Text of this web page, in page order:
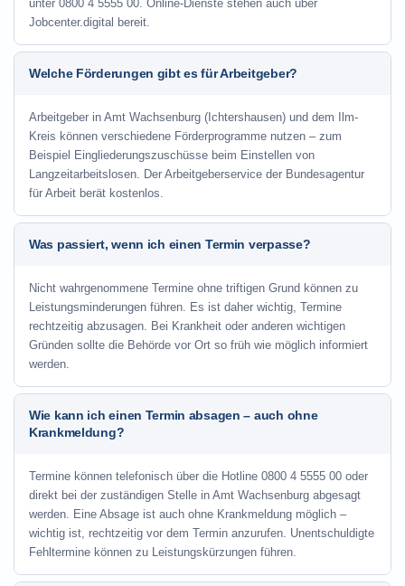
unter 0800 4 5555 00. Online-Dienste stehen auch über
Jobcenter.digital bereit.
Welche Förderungen gibt es für Arbeitgeber?
Arbeitgeber in Amt Wachsenburg (Ichtershausen) und dem Ilm-
Kreis können verschiedene Förderprogramme nutzen – zum
Beispiel Eingliederungszuschüsse beim Einstellen von
Langzeitarbeitslosen. Der Arbeitgeberservice der Bundesagentur
für Arbeit berät kostenlos.
Was passiert, wenn ich einen Termin verpasse?
Nicht wahrgenommene Termine ohne triftigen Grund können zu
Leistungsminderungen führen. Es ist daher wichtig, Termine
rechtzeitig abzusagen. Bei Krankheit oder anderen wichtigen
Gründen sollte die Behörde vor Ort so früh wie möglich informiert
werden.
Wie kann ich einen Termin absagen – auch ohne
Krankmeldung?
Termine können telefonisch über die Hotline 0800 4 5555 00 oder
direkt bei der zuständigen Stelle in Amt Wachsenburg abgesagt
werden. Eine Absage ist auch ohne Krankmeldung möglich –
wichtig ist, rechtzeitig vor dem Termin anzurufen. Unentschuldigte
Fehltermine können zu Leistungskürzungen führen.